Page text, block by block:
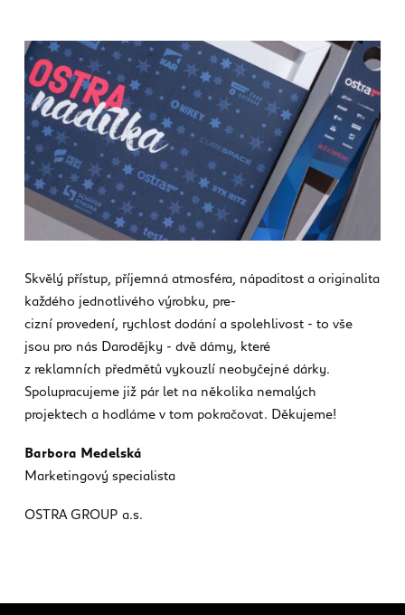
Skvělý přístup, příjemná atmosféra, nápaditost a originalita
každého jednotlivého výrobku, pre-
cizní provedení, rychlost dodání a spolehlivost - to vše
jsou pro nás Darodějky - dvě dámy, které
z reklamních předmětů vykouzlí neobyčejné dárky.
Spolupracujeme již pár let na několika nemalých
projektech a hodláme v tom pokračovat. Děkujeme!
Barbora Medelská
Marketingový specialista
OSTRA GROUP a.s.